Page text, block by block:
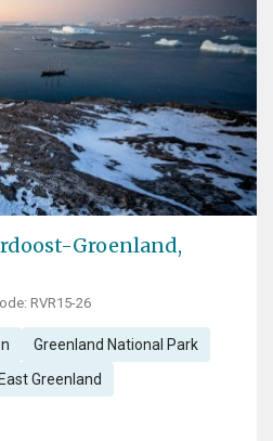
Groenland,
RVR15-26
Greenland National Park
East Greenland